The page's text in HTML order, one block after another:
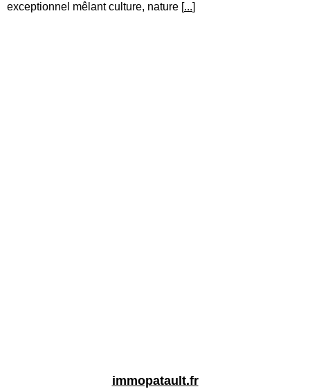
exceptionnel mêlant culture, nature [...]
immopatault.fr